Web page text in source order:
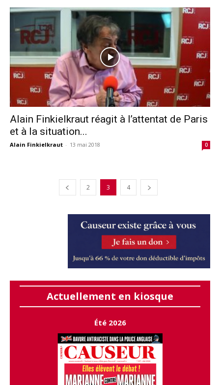
Alain Finkielkraut réagit à l’attentat de Paris
et à la situation...
Alain Finkielkraut - 13 mai 2018 0
2 3 4
Actuellement en kiosque
Été 2026